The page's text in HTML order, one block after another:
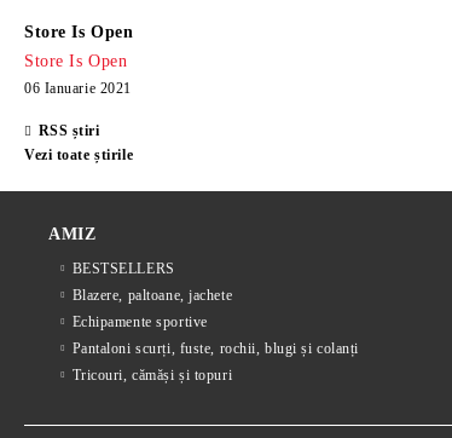
Store Is Open
Store Is Open
06 Ianuarie 2021
RSS știri
Vezi toate știrile
AMIZ
BESTSELLERS
Blazere, paltoane, jachete
Echipamente sportive
Pantaloni scurți, fuste, rochii, blugi și colanți
Tricouri, cămăși și topuri